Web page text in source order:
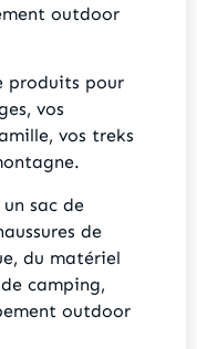
outdoor
produits pour
vos
vos treks
sac de
de
du matériel
camping,
outdoor